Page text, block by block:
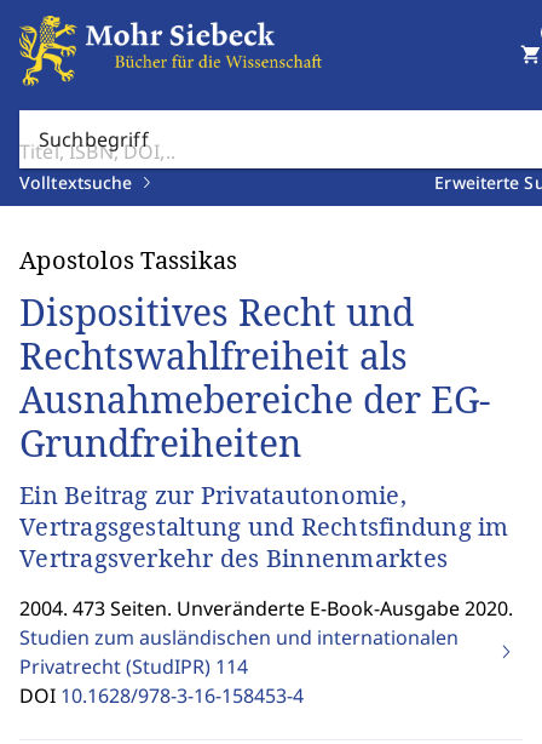
Suchbegriff
Volltextsuche Erweiterte
shopping_cart
Apostolos Tassikas
Dispositives Recht und
Rechtswahlfreiheit als
Ausnahmebereiche der EG-
Grundfreiheiten
Ein Beitrag zur Privatautonomie,
Vertragsgestaltung und Rechtsfindung im
Vertragsverkehr des Binnenmarktes
2004. 473 Seiten. Unveränderte E-Book-Ausgabe 2020.
Studien zum ausländischen und internationalen
Privatrecht (StudIPR) 114
DOI 10.1628/978-3-16-158453-4